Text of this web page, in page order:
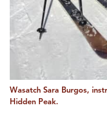
Wasatch Sara Burgos,
Hidden Peak.